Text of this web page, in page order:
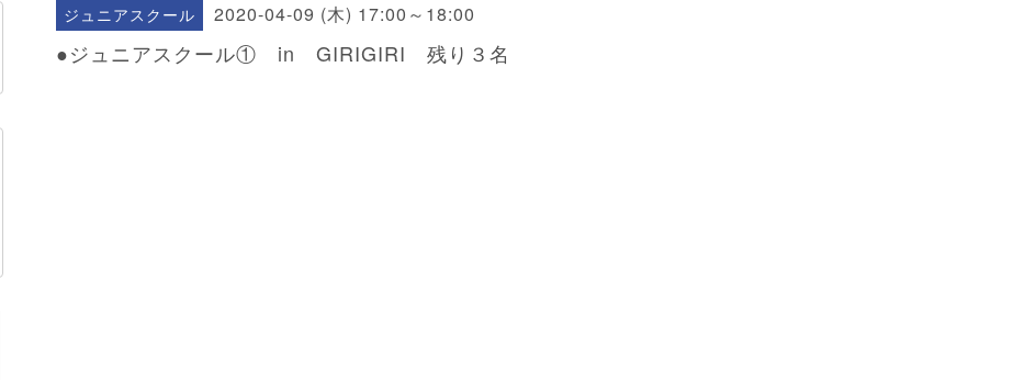
ジュニアスクール 2020-04-09 (木) 17:00～18:00
●ジュニアスクール① in GIRIGIRI 残り３名